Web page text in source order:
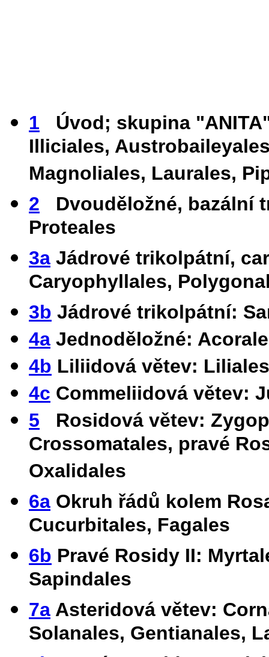
1 Úvod; skupina
Illiciales,
Magnoliales, Laurales,
2 Dvouděložné, bazální
Proteales
3a Jádrové trikolpátní,
Caryophyllales,
3b Jádrové trikolpátní:
4a Jednoděložné:
4b Liliidová větev:
4c Commeliidová větev:
5 Rosidová větev:
Crossomatales, pravé
Oxalidales
6a Okruh řádů kolem
Cucurbitales, Fagales
6b Pravé Rosidy II:
Sapindales
7a Asteridová větev:
Solanales, Gentianales,